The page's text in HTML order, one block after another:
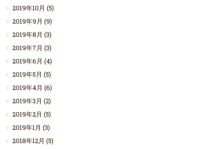
2019年10月 (5)
2019年9月 (9)
2019年8月 (3)
2019年7月 (3)
2019年6月 (4)
2019年5月 (5)
2019年4月 (6)
2019年3月 (2)
2019年2月 (5)
2019年1月 (3)
2018年12月 (5)